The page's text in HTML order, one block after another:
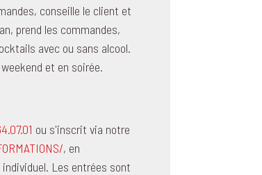
conseille le client et
prend les commandes,
avec ou sans alcool.
et en soirée.
ou s'inscrit via notre
, en
Les entrées sont